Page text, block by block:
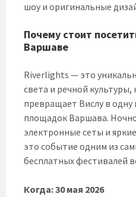
шоу и оригинальные
Почему стоит
Варшаве
Riverlights — это
света и речной
превращает Вислу в
площадок Варшава.
электронные сеты и
это событие одним из
бесплатных фестивалей
Когда: 30 мая 2026